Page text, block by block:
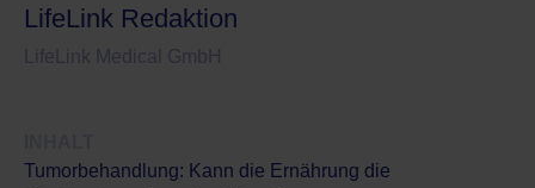
LifeLink Redaktion
Tumorbehandlung: Kann die Ernährung die